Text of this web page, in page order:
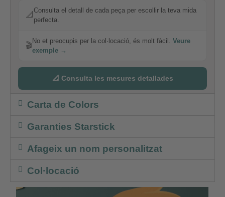
📐
Consulta el detall de cada peça per escollir la teva mida
perfecta.
🎬
No et preocupis per la col·locació, és molt fàcil. Veure
exemple →
📐 Consulta les mesures detallades
Carta de Colors
Garanties Starstick
Afageix un nom personalitzat
Col·locació